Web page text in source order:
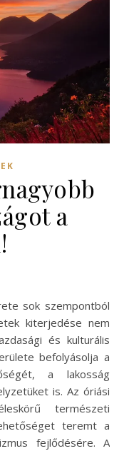
a
kiterjedése nem
és kulturális
befolyásolja a
a lakosság
is. Az óriási
természeti
teremt a
fejlődésére. A